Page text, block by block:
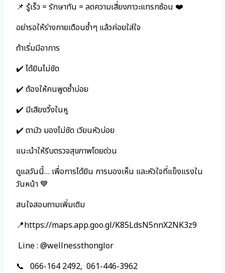
📌 รู้เร็ว = รักษาทัน = ลดความเสี่ยงภาวะแทรกซ้อน ❤️
อย่ารอให้ร่างกายเตือนซ้ำๆ แล้วค่อยใส่ใจ
ถ้าเริ่มมีอาการ
✔️ ได้ยินไม่ชัด
✔️ ต้องให้คนพูดซ้ำบ่อย
✔️ มีเสียงวิ้งในหู
✔️ ตามัว มองไม่ชัด เวียนหัวบ่อย
แนะนำให้รีบตรวจสุขภาพโดยด่วน
ดูแลวันนี้… เพื่อการได้ยิน การมองเห็น และหัวใจที่แข็งแรงใน
วันหน้า 💙
สนใจสอบถามเพิ่มเติม
📍https://maps.app.goo.gl/K85LdsN5nnX2NK3z9
Line : @wellnessthonglor
📞 066-164 2492, 061-446-3962